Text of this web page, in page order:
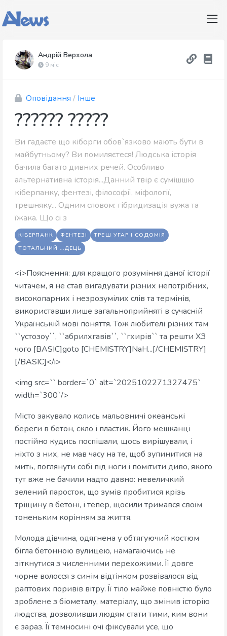
Андрій Верхола
9 міс
Оповідання / Інше
?????? ?????
Ви гадаєте що кіборги обов`язково мають бути в
майбутньому? Ви помиляєтеся! Людська історія
бачила багато дивних речей. Особливо
альтернативна історія...Данний твір є сумішшю
кіберпанку, фентезі, філософії, міфології,
трешняку... Одним словом: гібридизація вужа та
їжака. Що сі з
КІБЕРПАНК ФЕНТЕЗІ
ТРЕШ УГАР І СОДОМІЯ
ТОТАЛЬНИЙ ...ДЕЦЬ
<i>Пояснення: для кращого розуміння даної історії
читачем, я не став вигадувати різних непотрібних,
високопарних і незрозумілих слів та термінів,
використавши лише загальноприйняті в сучасній
Українській мові поняття. Тож любителі різних там
``устозоу``, ``абрилхгавів``, ``гхирів`` та решти ХЗ
чого [BASIC]goto [CHEMISTRY]NaH...[/CHEMISTRY]
[/BASIC]</i>
<img src=`` border=`0` alt=`2025102271327475`
width=`300`/>
Місто закувало колись мальовничі океанські
береги в бетон, скло і пластик. Його мешканці
постійно кудись поспішали, щось вирішували, і
ніхто з них, не мав часу на те, щоб зупинитися на
мить, поглянути собі під ноги і помітити диво, якого
тут вже не бачили надто давно: невеличкий
зелений паросток, що зумів пробитися крізь
тріщину в бетоні, і тепер, щосили тримався своїм
тоненьким корінням за життя.
Молода дівчина, одягнена у обтягуючий костюм
бігла бетонною вулицею, намагаючись не
зіткнутися з численними перехожими. Її довге
чорне волосся з синім відтінком розвівалося від
раптових поривів вітру. Її тіло майже повністю було
зроблене з біометалу, матеріалу, що змінив історію
людства, дозволивши людям стати тими, ким вони
є зараз. Її темносині очі фіксували усе, що